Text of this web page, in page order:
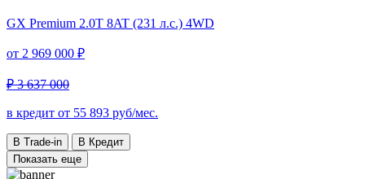
GX Premium 2.0T 8AT (231 л.с.) 4WD
от 2 969 000 ₽
₽ 3 637 000
в кредит от 55 893 руб/мес.
В Trade-in
В Кредит
Показать еще